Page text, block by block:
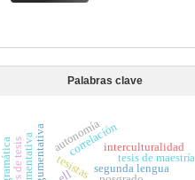
Palabras clave
tesis de maestría
tesistas
interculturalidad
gramática correlación
segunda lengua
ell
autonomía